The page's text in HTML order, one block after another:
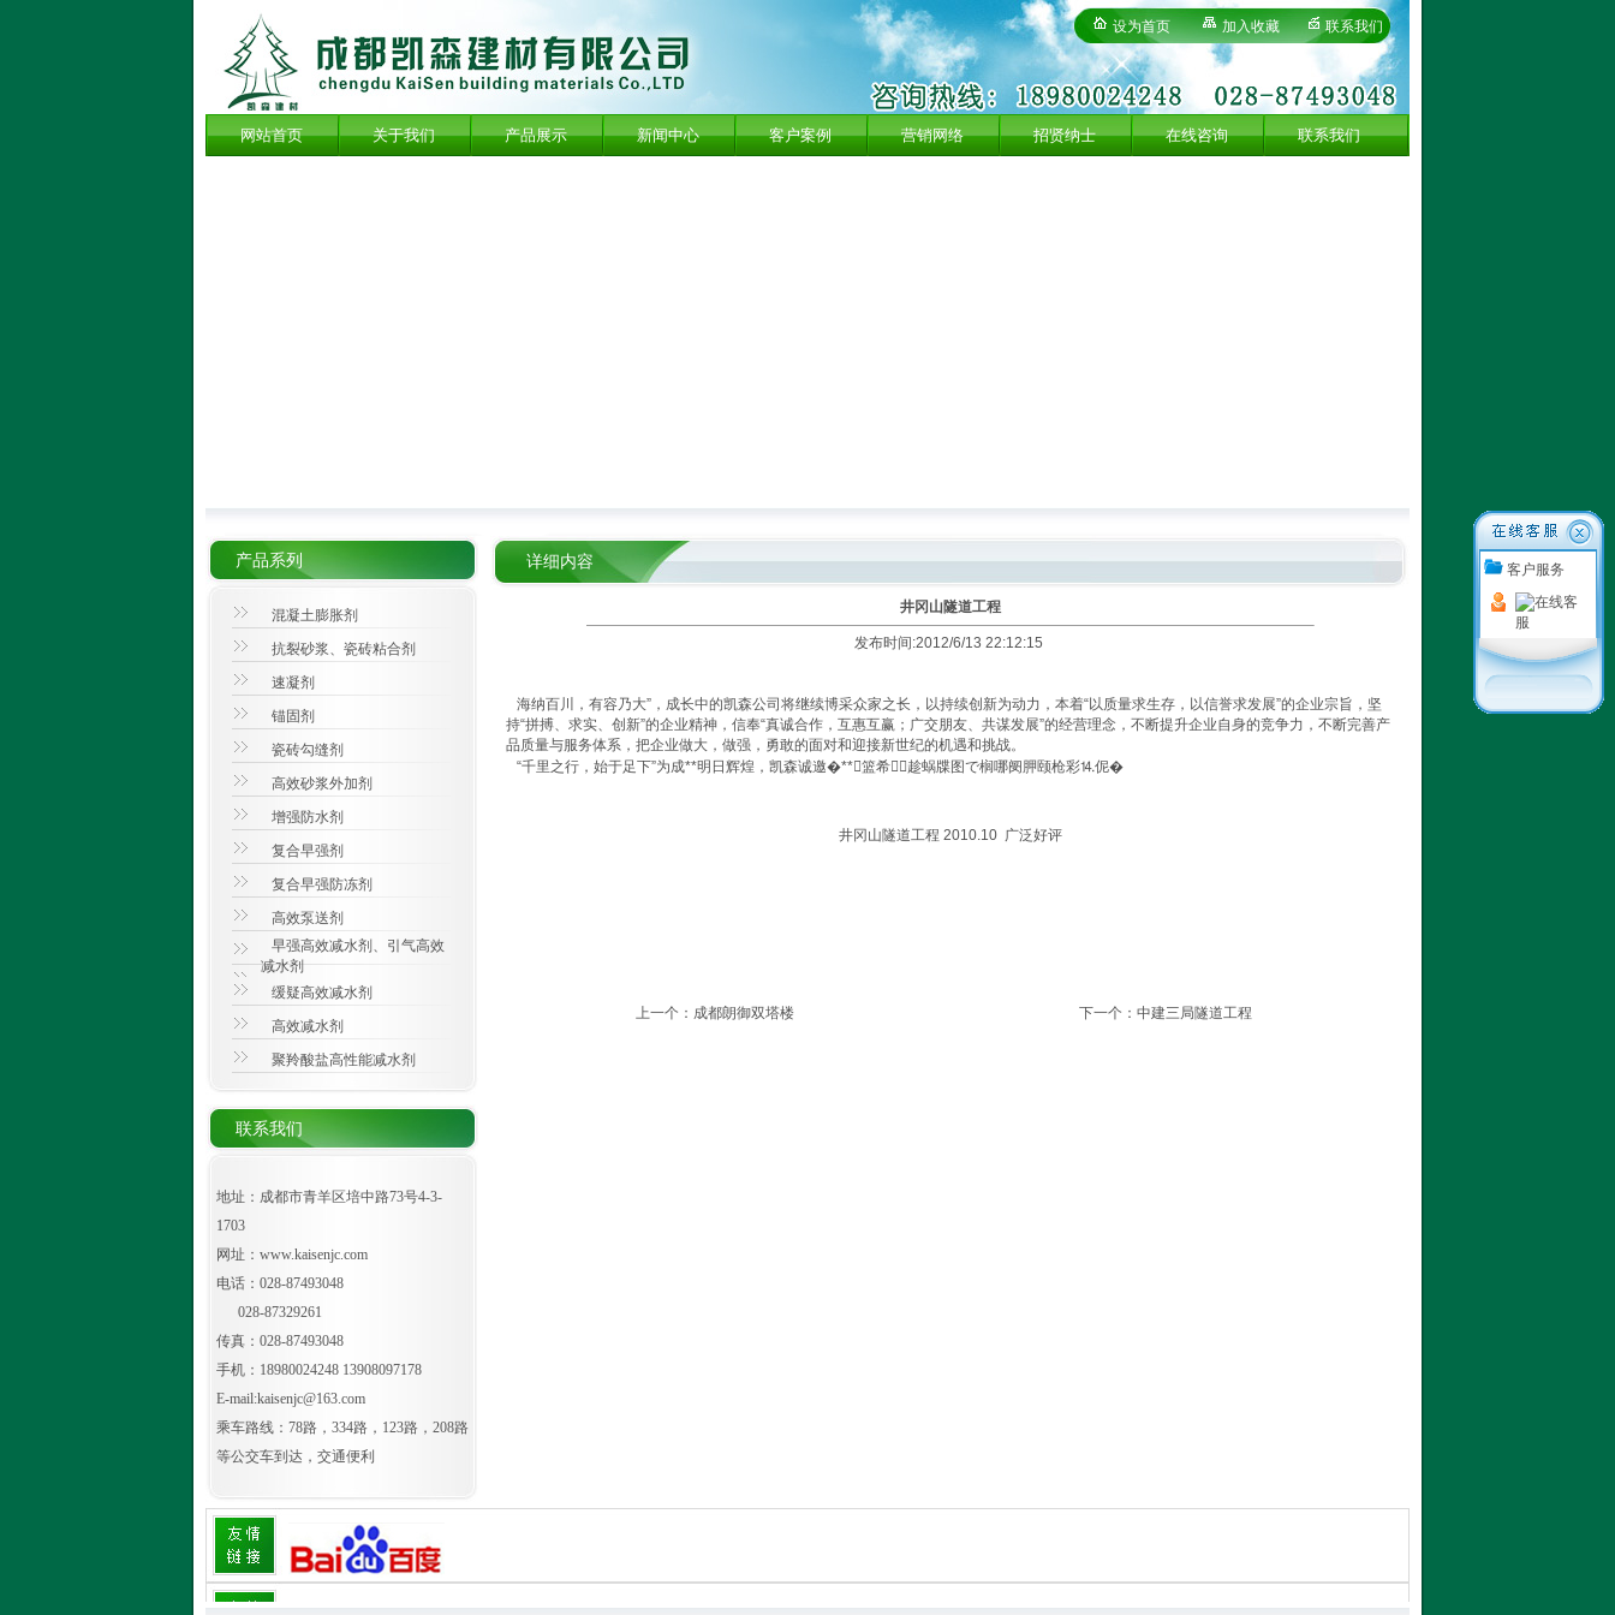
设为首页 加入收藏 联系我们
网站首页 关于我们 产品展示 新闻中心 客户案例 营销网络 招贤纳士 在线咨询 联系我们
产品系列
混凝土膨胀剂
抗裂砂浆、瓷砖粘合剂
速凝剂
锚固剂
瓷砖勾缝剂
高效砂浆外加剂
增强防水剂
复合早强剂
复合早强防冻剂
高效泵送剂
早强高效减水剂、引气高效
减水剂
缓疑高效减水剂
高效减水剂
聚羚酸盐高性能减水剂
联系我们
地址：成都市青羊区培中路73号4-3-
1703
网址： www.kaisenjc.com
电话：028-87493048
028-87329261
传真：028-87493048
手机：18980024248 13908097178
E-mail:kaisenjc@163.com
乘车路线：78路，334路，123路，208路
等公交车到达，交通便利
详细内容
井冈山隧道工程
发布时间:2012/6/13 22:12:15
海纳百川，有容乃大”，成长中的凯森公司将继续博采众家之长，以持续创新为动力，本着“以质量求生存，以信誉求发展”的企业宗旨，坚
持“拼搏、求实、创新”的企业精神，信奉“真诚合作，互惠互赢；广交朋友、共谋发展”的经营理念，不断提升企业自身的竞争力，不断完善产
品质量与服务体系，把企业做大，做强，勇敢的面对和迎接新世纪的机遇和挑战。
“千里之行，始于足下”为成**明日辉煌，凯森诚邀�**篮希趁蜗牒图で榈哪阌胛颐枪彩⒕伲�
井冈山隧道工程 2010.10 广泛好评
上一个： 成都朗御双塔楼 下一个： 中建三局隧道工程
客户服务